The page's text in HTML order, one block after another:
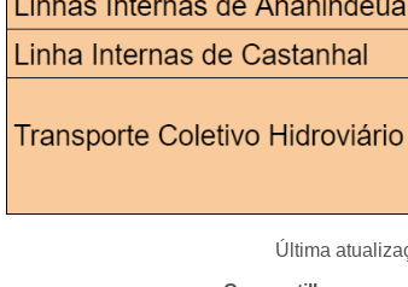
Última